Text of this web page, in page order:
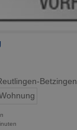
Betzingen